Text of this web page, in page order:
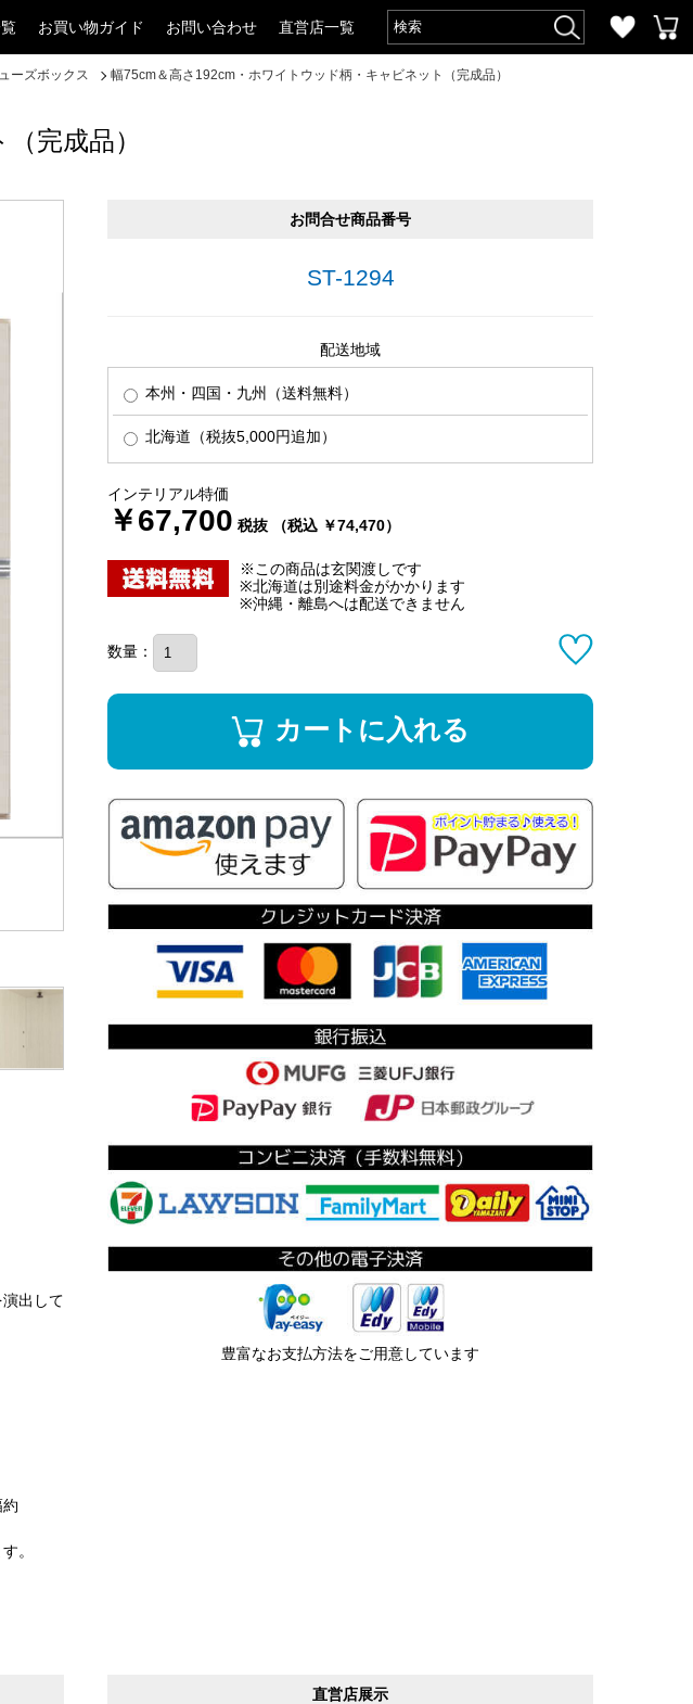
お買い物ガイド お問い合わせ 直営店一覧
ーズボックス 幅75cm＆高さ192cm・ホワイトウッド柄・キャビネット（完成品）
完成品）
出して
。
お問合せ商品番号
ST-1294
配送地域
本州・四国・九州（送料無料）
北海道（税抜5,000円追加）
インテリアル特価
￥67,700 税抜 （税込 ￥74,470）
※この商品は玄関渡しです
※北海道は別途料金がかかります
※沖縄・離島へは配送できません
数量：
カートに入れる
豊富なお支払方法をご用意しています
直営店展示